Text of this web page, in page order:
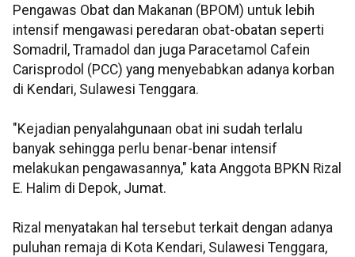
Pengawas Obat dan Makanan (BPOM) untuk lebih
intensif mengawasi peredaran obat-obatan seperti
Somadril, Tramadol dan juga Paracetamol Cafein
Carisprodol (PCC) yang menyebabkan adanya korban
di Kendari, Sulawesi Tenggara.
"Kejadian penyalahgunaan obat ini sudah terlalu
banyak sehingga perlu benar-benar intensif
melakukan pengawasannya," kata Anggota BPKN Rizal
E. Halim di Depok, Jumat.
Rizal menyatakan hal tersebut terkait dengan adanya
puluhan remaja di Kota Kendari, Sulawesi Tenggara,